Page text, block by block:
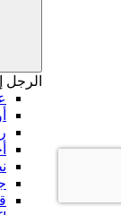
الرجل